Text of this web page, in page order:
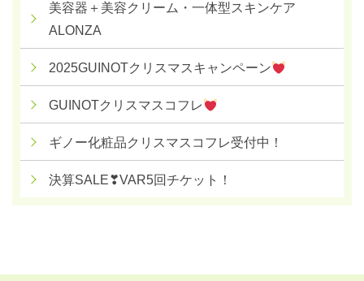
美容器＋美容クリーム・一体型スキンケア
ALONZA
2025GUINOTクリスマスキャンペーン
GUINOTクリスマスコフレ
ギノー化粧品クリスマスコフレ受付中！
決算SALE❣VAR5回チケット！